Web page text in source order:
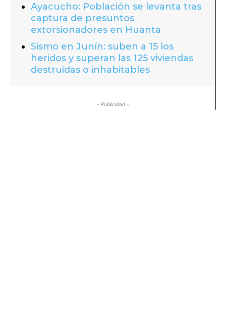
Ayacucho: Población se levanta tras
captura de presuntos
extorsionadores en Huanta
Sismo en Junín: suben a 15 los
heridos y superan las 125 viviendas
destruidas o inhabitables
- Publicidad -